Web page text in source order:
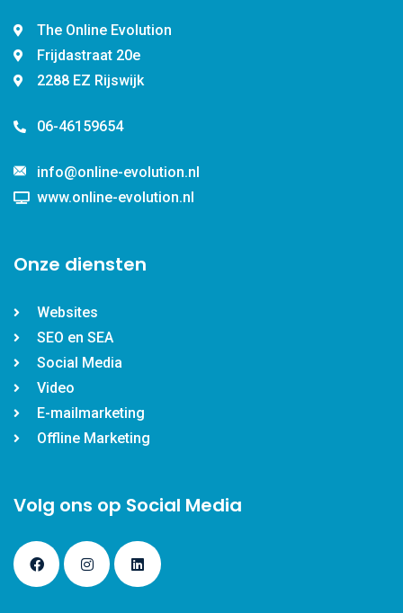
The Online Evolution
Frijdastraat 20e
2288 EZ Rijswijk
06-46159654
info@online-evolution.nl
www.online-evolution.nl
Onze diensten
Websites
SEO en SEA
Social Media
Video
E-mailmarketing
Offline Marketing
Volg ons op Social Media